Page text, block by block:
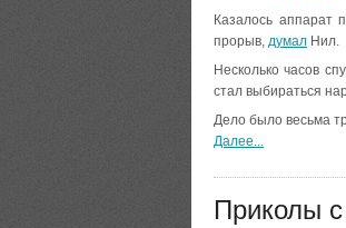
Казалось аппарат
прорыв, думал Нил.
Несколько часов
стал выбираться
Дело было весьма
Далее...
Приколы